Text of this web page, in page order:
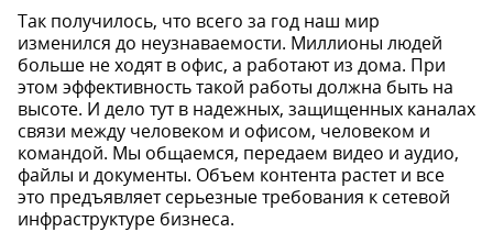
Так получилось, что всего за год наш мир
изменился до неузнаваемости. Миллионы людей
больше не ходят в офис, а работают из дома. При
этом эффективность такой работы должна быть на
высоте. И дело тут в надежных, защищенных каналах
связи между человеком и офисом, человеком и
командой. Мы общаемся, передаем видео и аудио,
файлы и документы. Объем контента растет и все
это предъявляет серьезные требования к сетевой
инфраструктуре бизнеса.